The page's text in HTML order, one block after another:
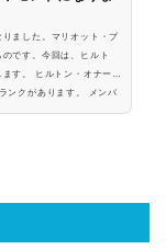
ました。マリオット・プ
です。今回は、ヒルト
す。 ヒルトン・オナーズ
ンクがあります。 メンバ
最上級ランクです。メン